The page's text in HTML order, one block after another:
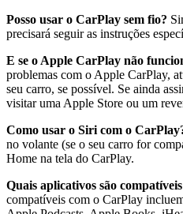
Posso usar o CarPlay sem fio?
precisará seguir as instruções
E se o Apple CarPlay não
problemas com o Apple CarPlay,
seu carro, se possível. Se ainda
visitar uma Apple Store ou um
Como usar o Siri com o
no volante (se o seu carro for
Home na tela do CarPlay.
Quais aplicativos são
compatíveis com o CarPlay